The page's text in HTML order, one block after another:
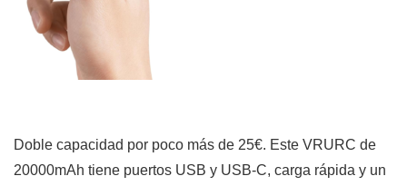
Doble capacidad por poco más de 25€. Este VRURC de
20000mAh tiene puertos USB y USB-C, carga rápida y un